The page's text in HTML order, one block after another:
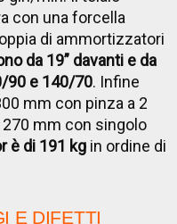
con una forcella
di ammortizzatori
da 19” davanti e da
90 e 140/70. Infine
mm con pinza a 2
mm con singolo
è di 191 kg in ordine di
E DIFETTI